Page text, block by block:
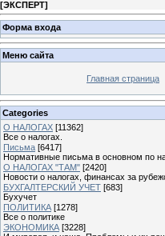
[ЭКСПЕРТ]
Форма входа
Меню сайта
Главная страница
Categories
О НАЛОГАХ [11362]
Все о налогах.
Письма [6417]
Нормативные письма в основном по
О НАЛОГАХ "ТАМ" [2420]
Новости о налогах, финансах за
БУХГАЛТЕРСКИЙ УЧЕТ [683]
Бухучет
ПОЛИТИКА [1278]
Все о политике
ЭКОНОМИКА [3228]